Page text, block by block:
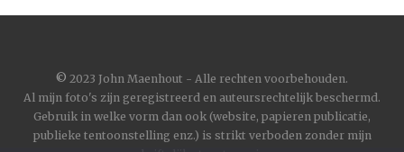
© 2023 John Maenhout - Alle rechten voorbehouden.
Al mijn foto's zijn geregistreerd en auteursrechtelijk beschermd.
Gebruik in welke vorm dan ook (website, papieren publicatie,
publieke tentoonstelling enz.) is strikt verboden zonder mijn